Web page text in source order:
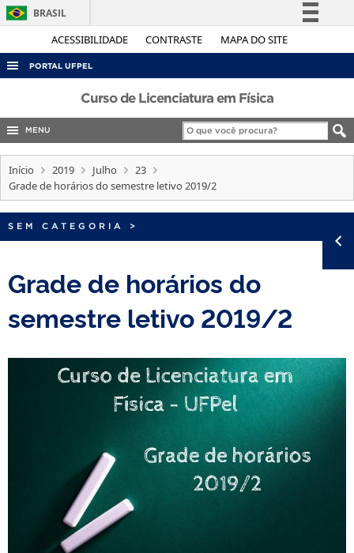
ACESSIBILIDADE CONTRASTE MAPA DO SITE
BRASIL
Simplifique!
Legislação
Canais
PORTAL UFPEL
ACESSO À INFORMAÇÃO
AUDITORIA
CONCURSOS
EDITAIS
INTERNACIONAL
PORTARIAS
Curso de Licenciatura em Física
MENU
Início 2019 Julho
23
Grade de horários do semestre letivo 2019/2
SEM CATEGORIA >
Grade de horários do
semestre letivo 2019/2